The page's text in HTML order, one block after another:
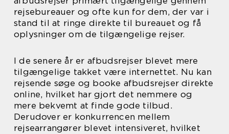
rejsebureauer og ofte kun for dem, der var i
stand til at ringe direkte til bureauet og få
oplysninger om de tilgængelige rejser.
I de senere år er afbudsrejser blevet mere
tilgængelige takket være internettet. Nu kan
rejsende søge og booke afbudsrejser direkte
online, hvilket har gjort det nemmere og
mere bekvemt at finde gode tilbud.
Derudover er konkurrencen mellem
rejsearrangører blevet intensiveret, hvilket